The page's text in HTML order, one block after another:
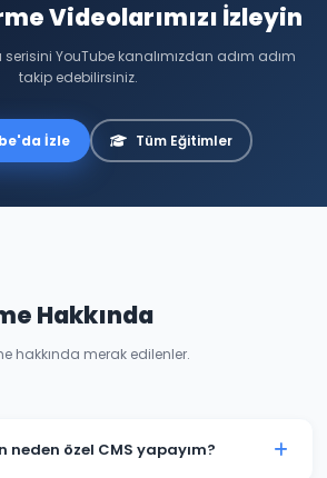
Videolarımızı İzleyin
serisini YouTube kanalımızdan adım adım
takip edebilirsiniz.
İzle Tüm Eğitimler
Hakkında
hakkında merak edilenler.
neden özel CMS yapayım?